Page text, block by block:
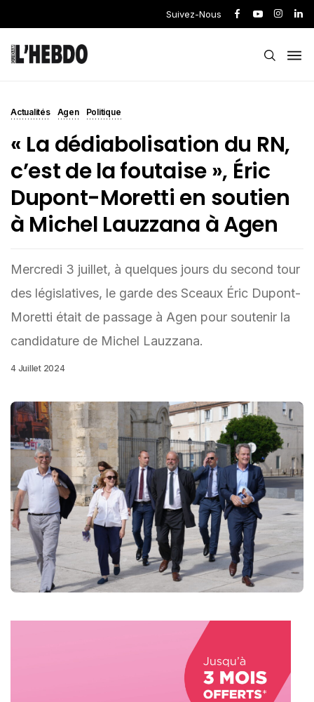
Suivez-Nous
Actualités Agen Politique
« La dédiabolisation du RN,
c’est de la foutaise », Éric
Dupont-Moretti en soutien
à Michel Lauzzana à Agen
Mercredi 3 juillet, à quelques jours du second tour
des législatives, le garde des Sceaux Éric Dupont-
Moretti était de passage à Agen pour soutenir la
candidature de Michel Lauzzana.
4 Juillet 2024